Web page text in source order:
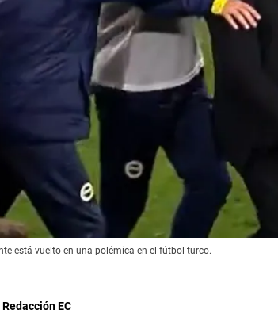
está vuelto en una polémica en el fútbol turco.
Redacción EC